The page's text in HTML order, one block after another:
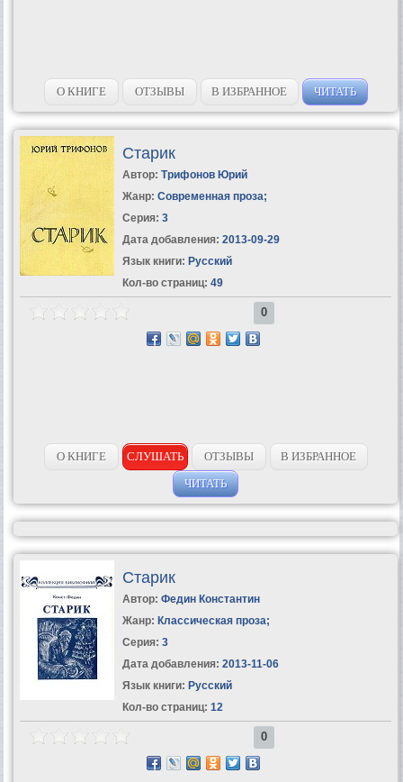
О КНИГЕ ОТЗЫВЫ В ИЗБРАННОЕ ЧИТАТЬ
Старик
Автор: Трифонов Юрий
Жанр: Современная проза;
Серия: 3
Дата добавления: 2013-09-29
Язык книги: Русский
Кол-во страниц: 49
0
О КНИГЕ СЛУШАТЬ ОТЗЫВЫ
В ИЗБРАННОЕ
ЧИТАТЬ
Старик
Автор: Федин Константин
Жанр: Классическая проза;
Серия: 3
Дата добавления: 2013-11-06
Язык книги: Русский
Кол-во страниц: 12
0